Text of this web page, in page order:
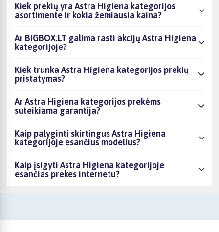
Kiek prekių yra Astra Higiena kategorijos
asortimente ir kokia žemiausia kaina?
Ar BIGBOX.LT galima rasti akcijų Astra Higiena
kategorijoje?
Kiek trunka Astra Higiena kategorijos prekių
pristatymas?
Ar Astra Higiena kategorijos prekėms
suteikiama garantija?
Kaip palyginti skirtingus Astra Higiena
kategorijoje esančius modelius?
Kaip įsigyti Astra Higiena kategorijoje
esančias prekes internetu?